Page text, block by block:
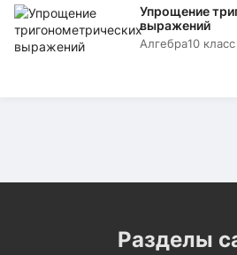
Упрощение
выражений
Алгебра10 класс
Разделы